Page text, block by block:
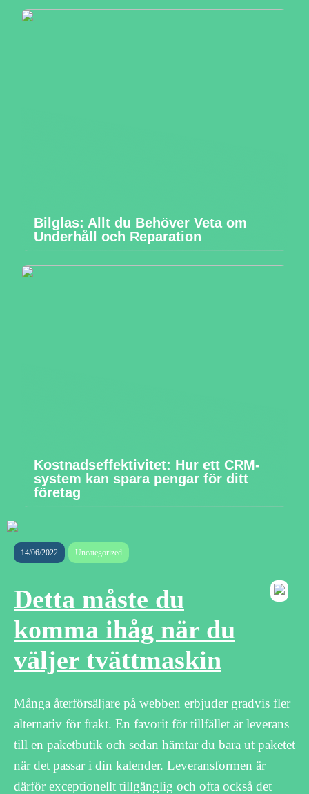
Bilglas: Allt du Behöver Veta om
Underhåll och Reparation
Kostnadseffektivitet: Hur ett CRM-
system kan spara pengar för ditt
företag
14/06/2022 Uncategorized
Detta måste du
komma ihåg när du
väljer tvättmaskin
Många återförsäljare på webben erbjuder gradvis fler
alternativ för frakt. En favorit för tillfället är leverans
till en paketbutik och sedan hämtar du bara ut paketet
när det passar i din kalender. Leveransformen är
därför exceptionellt tillgänglig och ofta också det